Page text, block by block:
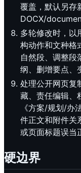
覆盖，默认另存
DOCX/
多轮修改时，以
构动作和文种格
自然段、调整段
纲、删增要点、
处理公开网页复
藏、责任编辑、
《方案/规划/办
件正文和附件关
或页面标题误当
硬边界